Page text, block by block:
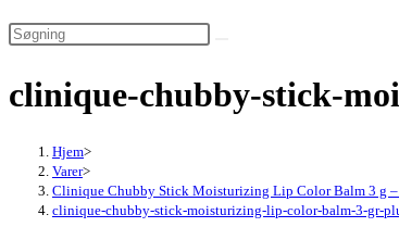
clinique-chubby-stick-
Hjem>
Varer>
Clinique Chubby Stick Moisturizing Lip Color Balm 3 g –
clinique-chubby-stick-moisturizing-lip-color-balm-3-gr-